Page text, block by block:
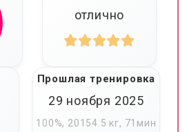
отлично
Прошлая тренировка
29 ноября 2025
100%, 20154.5 кг, 71мин